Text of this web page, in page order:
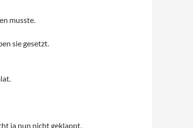
musste.
sie gesetzt.
ja nun nicht geklappt.